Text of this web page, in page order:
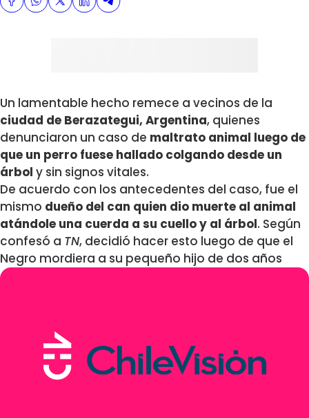
Un lamentable hecho remece a vecinos de la
ciudad de Berazategui, Argentina, quienes
denunciaron un caso de maltrato animal luego de
que un perro fuese hallado colgando desde un
árbol y sin signos vitales.
De acuerdo con los antecedentes del caso, fue el
mismo dueño del can quien dio muerte al animal
atándole una cuerda a su cuello y al árbol. Según
confesó a TN, decidió hacer esto luego de que el
Negro mordiera a su pequeño hijo de dos años